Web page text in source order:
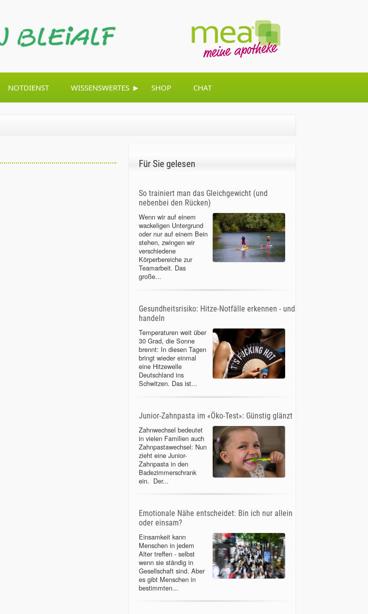
NOTDIENST WISSENSWERTES ▸ SHOP CHAT
Für Sie gelesen
So trainiert man das Gleichgewicht (und
nebenbei den Rücken)
Wenn wir auf einem
wackeligen Untergrund
oder nur auf einem Bein
stehen, zwingen wir
verschiedene
Körperbereiche zur
Teamarbeit. Das
große...
Gesundheitsrisiko: Hitze-Notfälle erkennen - und
handeln
Temperaturen weit über
30 Grad, die Sonne
brennt: In diesen Tagen
bringt wieder einmal
eine Hitzewelle
Deutschland ins
Schwitzen. Das ist...
Junior-Zahnpasta im «Öko-Test»: Günstig glänzt
Zahnwechsel bedeutet
in vielen Familien auch
Zahnpastawechsel: Nun
zieht eine Junior-
Zahnpasta in den
Badezimmerschrank
ein. Der...
Emotionale Nähe entscheidet: Bin ich nur allein
oder einsam?
Einsamkeit kann
Menschen in jedem
Alter treffen - selbst
wenn sie ständig in
Gesellschaft sind. Aber
es gibt Menschen in
bestimmten...